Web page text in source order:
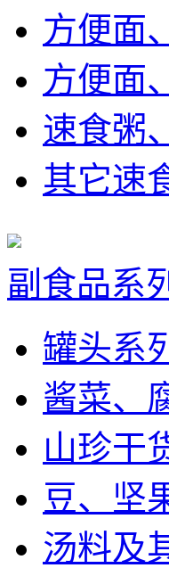
方便面
方便面
速食粥
其它速
副食品系
罐头系
酱菜、
山珍干
豆、坚
汤料及